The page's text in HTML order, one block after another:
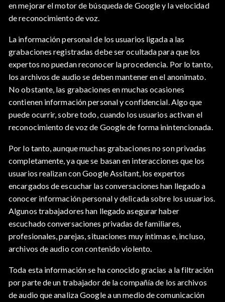
en mejorar el motor de búsqueda de Google y la velocidad
de reconocimiento de voz.
La información personal de los usuarios ligada a las
grabaciones registradas debe ser ocultada para que los
expertos no puedan reconocer la procedencia. Por lo tanto,
los archivos de audio se deben mantener en el anonimato.
No obstante, las grabaciones en muchas ocasiones
contienen información personal y confidencial. Algo que
puede ocurrir, sobre todo, cuando los usuarios activan el
reconocimiento de voz de Google de forma inintencionada.
Por lo tanto, aunque muchas grabaciones no son privadas
completamente, ya que se basan en interacciones que los
usuarios realizan con Google Assitant, los expertos
encargados de escuchar las conversaciones han llegado a
conocer información personal y delicada sobre los usuarios.
Algunos trabajadores han llegado asegurar haber
escuchado conversaciones privadas de familiares,
profesionales, parejas, situaciones muy íntimas e, incluso,
archivos de audio con contenido violento.
Toda esta información se ha conocido gracias a la filtración
por parte de un trabajador de la compañía de los archivos
de audio que analiza Google a un medio de comunicación